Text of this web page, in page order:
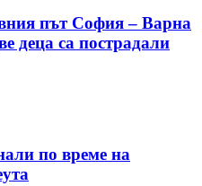
път София – Варна
деца са пострадали
по време на